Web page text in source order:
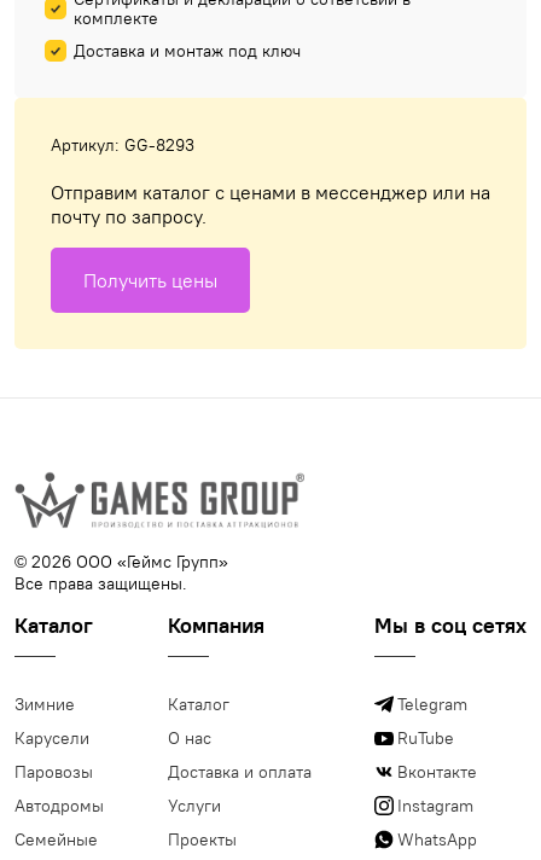
комплекте
Доставка и монтаж под ключ
Артикул: GG-8293
Отправим каталог с ценами в мессенджер или на
почту по запросу.
Получить цены
© 2026 ООО «Геймс Групп»
Все права защищены.
Каталог
Зимние
Карусели
Паровозы
Автодромы
Семейные
Компания
Каталог
О нас
Доставка и оплата
Услуги
Проекты
Мы в соц сетях
Telegram
RuTube
Вконтакте
Instagram
WhatsApp